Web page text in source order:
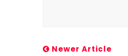
Newer Article